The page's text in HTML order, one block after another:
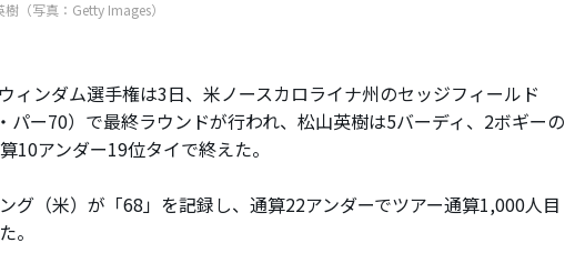
（写真：Getty Images）
ィンダム選手権は3日、米ノースカロライナ州のセッジフィールド
パー70）で最終ラウンドが行われ、松山英樹は5バーディ、2ボギーの
10アンダー19位タイで終えた。
グ（米）が「68」を記録し、通算22アンダーでツアー通算1,000人目
。